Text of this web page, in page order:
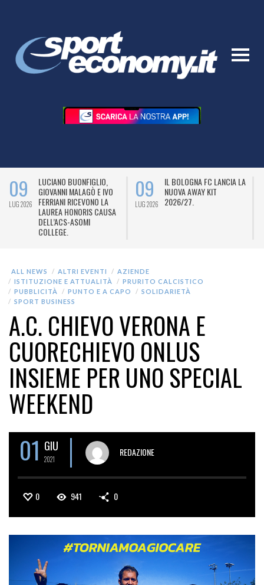
09
LUG 2026
LUCIANO BUONFIGLIO,
GIOVANNI MALAGÒ E IVO
FERRIANI RICEVONO LA
LAUREA HONORIS CAUSA
DELL’ACS-ASOMI
COLLEGE.
09
LUG 2026
IL BOLOGNA FC LANCIA LA
NUOVA AWAY KIT
2026/27.
ALL NEWS ALTRI EVENTI
AZIENDE
ISTITUZIONE E ATTUALITÀ
PRURITO CALCISTICO
PUBBLICITÀ
PUNTO E A CAPO
SOLIDARIETÀ
SPORT BUSINESS
A.C. CHIEVO VERONA E
CUORECHIEVO ONLUS
INSIEME PER UNO SPECIAL
WEEKEND
01 GIU
2021
REDAZIONE
0 941 0